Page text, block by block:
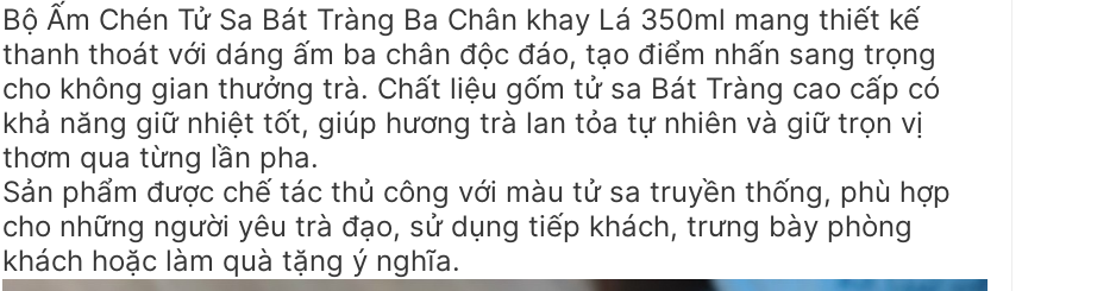
Bộ Ấm Chén Tử Sa Bát Tràng Ba Chân khay Lá 350ml mang thiết kế
thanh thoát với dáng ấm ba chân độc đáo, tạo điểm nhấn sang trọng
cho không gian thưởng trà. Chất liệu gốm tử sa Bát Tràng cao cấp có
khả năng giữ nhiệt tốt, giúp hương trà lan tỏa tự nhiên và giữ trọn vị
thơm qua từng lần pha.
Sản phẩm được chế tác thủ công với màu tử sa truyền thống, phù hợp
cho những người yêu trà đạo, sử dụng tiếp khách, trưng bày phòng
khách hoặc làm quà tặng ý nghĩa.